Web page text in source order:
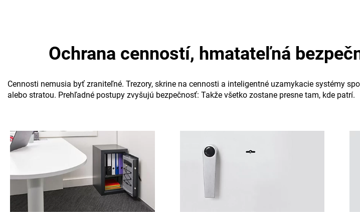
Ochrana cenností, hmatateľná
Cennosti nemusia byť zraniteľné. Trezory, skrine na cennosti a inteligentné uzamykacie systémy
alebo stratou. Prehľadné postupy zvyšujú bezpečnosť: Takže všetko zostane presne tam, kde patrí.